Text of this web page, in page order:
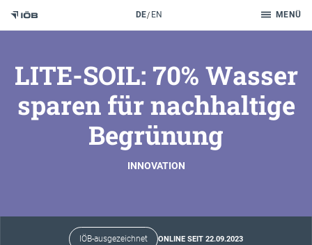
DE EN MENÜ
LITE-SOIL: 70% Wasser
sparen für nachhaltige
Begrünung
INNOVATION
IÖB-ausgezeichnet ONLINE SEIT 22.09.2023